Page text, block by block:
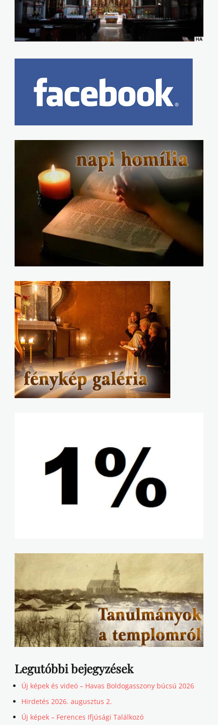
Legutóbbi bejegyzések
Új képek és videó – Havas Boldogasszony búcsú 2026
Hirdetés 2026. augusztus 2.
Új képek – Ferences Ifjúsági Találkozó